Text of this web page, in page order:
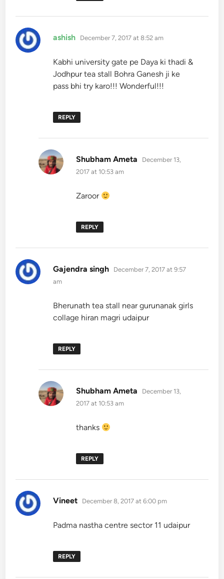
ashish says:
December 7, 2017 at 8:52 am
Kabhi university gate pe Daya ki thadi &
Jodhpur tea stall Bohra Ganesh ji ke
pass bhi try karo!!! Wonderful!!!
REPLY
Shubham Ameta says:
December 13,
2017 at 10:53 am
Zaroor
REPLY
Gajendra singh says:
December 7, 2017 at 9:57
am
Bherunath tea stall near gurunanak girls
collage hiran magri udaipur
REPLY
Shubham Ameta says:
December 13,
2017 at 10:53 am
thanks
REPLY
Vineet says:
December 8, 2017 at 6:00 pm
Padma nastha centre sector 11 udaipur
REPLY